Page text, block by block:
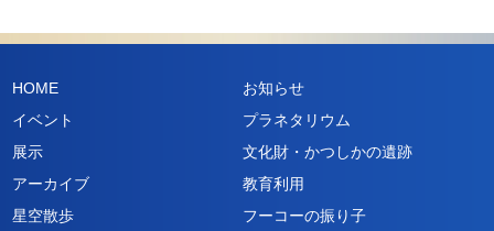
HOME
お知らせ
イベント
プラネタリウム
展示
文化財・かつしかの遺跡
アーカイブ
教育利用
星空散歩
フーコーの振り子